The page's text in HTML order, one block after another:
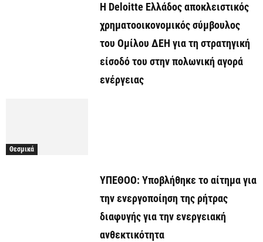
Η Deloitte Ελλάδος αποκλειστικός
χρηματοοικονομικός σύμβουλος
του Ομίλου ΔΕΗ για τη στρατηγική
είσοδό του στην πολωνική αγορά
ενέργειας
Θεσμικά
ΥΠΕΘΟΟ: Υποβλήθηκε το αίτημα για
την ενεργοποίηση της ρήτρας
διαφυγής για την ενεργειακή
ανθεκτικότητα